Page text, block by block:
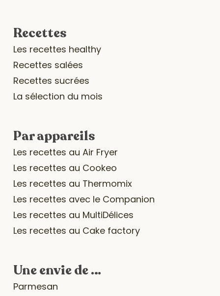
Recettes
Les recettes healthy
Recettes salées
Recettes sucrées
La sélection du mois
Par appareils
Les recettes au Air Fryer
Les recettes au Cookeo
Les recettes au Thermomix
Les recettes avec le Companion
Les recettes au MultiDélices
Les recettes au Cake factory
Une envie de …
Parmesan